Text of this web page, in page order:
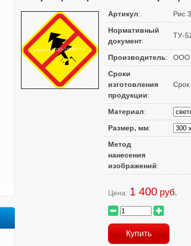
Артикул:
Рис
Нормативный
документ:
ТУ-
Производитель:
ООО
Сроки
изготовления
продукции:
Срок
Материал:
Размер, мм:
Метод
нанесения
изображений:
Цена: 1 400 руб.